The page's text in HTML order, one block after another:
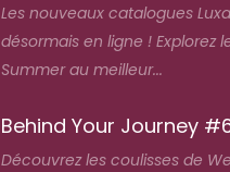
Les nouveaux catalogues
désormais en ligne ! Explorez
Summer au meilleur...
Behind Your Journey
Découvrez les coulisses de